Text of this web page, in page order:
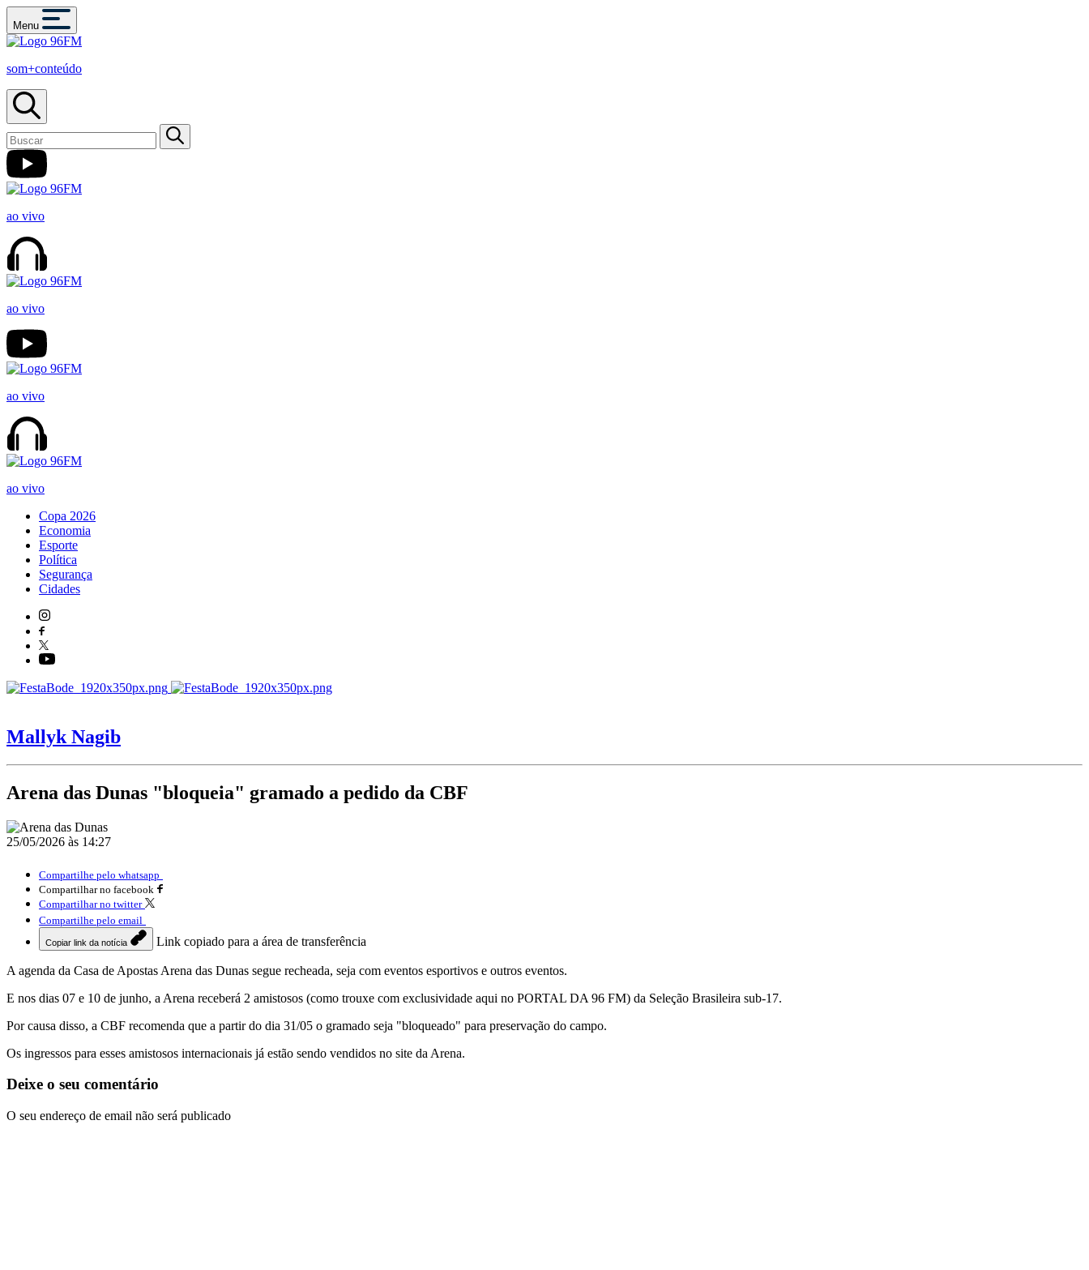
Menu
som+conteúdo
ao vivo
ao vivo
ao vivo
ao vivo
Copa 2026
Economia
Esporte
Política
Segurança
Cidades
Mallyk Nagib
Arena das Dunas "bloqueia" gramado a pedido da CBF
25/05/2026 às 14:27
Compartilhe pelo whatsapp
Compartilhar no facebook
Compartilhar no twitter
Compartilhe pelo email
Copiar link da notícia Link copiado para a área de transferência
A agenda da Casa de Apostas Arena das Dunas segue recheada, seja com eventos esportivos e outros eventos.
E nos dias 07 e 10 de junho, a Arena receberá 2 amistosos (como trouxe com exclusividade aqui no PORTAL DA 96 FM) da Seleção Brasileira sub-17.
Por causa disso, a CBF recomenda que a partir do dia 31/05 o gramado seja "bloqueado" para preservação do campo.
Os ingressos para esses amistosos internacionais já estão sendo vendidos no site da Arena.
Deixe o seu comentário
O seu endereço de email não será publicado